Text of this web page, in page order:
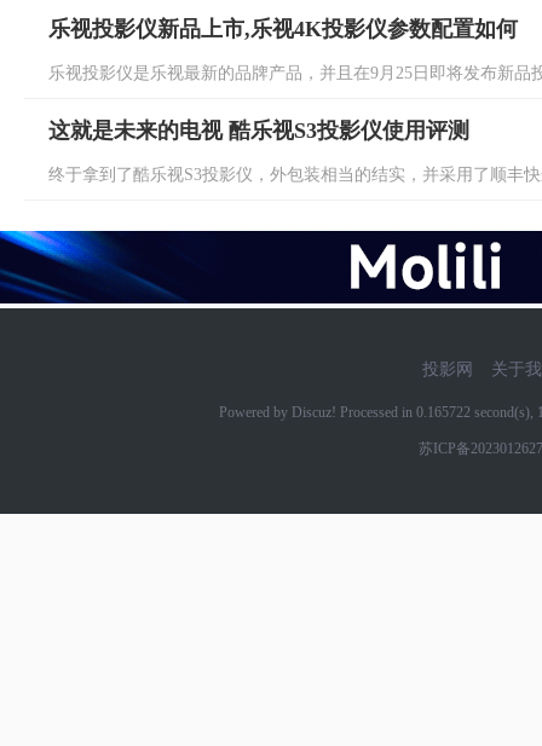
乐视投影仪新品上市,乐视4K投影仪参数配置如何
乐视投影仪是乐视最新的品牌产品，并且在9月25日即将发布新
这就是未来的电视 酷乐视S3投影仪使用评测
终于拿到了酷乐视S3投影仪，外包装相当的结实，并采用了顺丰
投影网 关于
Powered by Discuz! Processed in 0.165722
苏ICP备